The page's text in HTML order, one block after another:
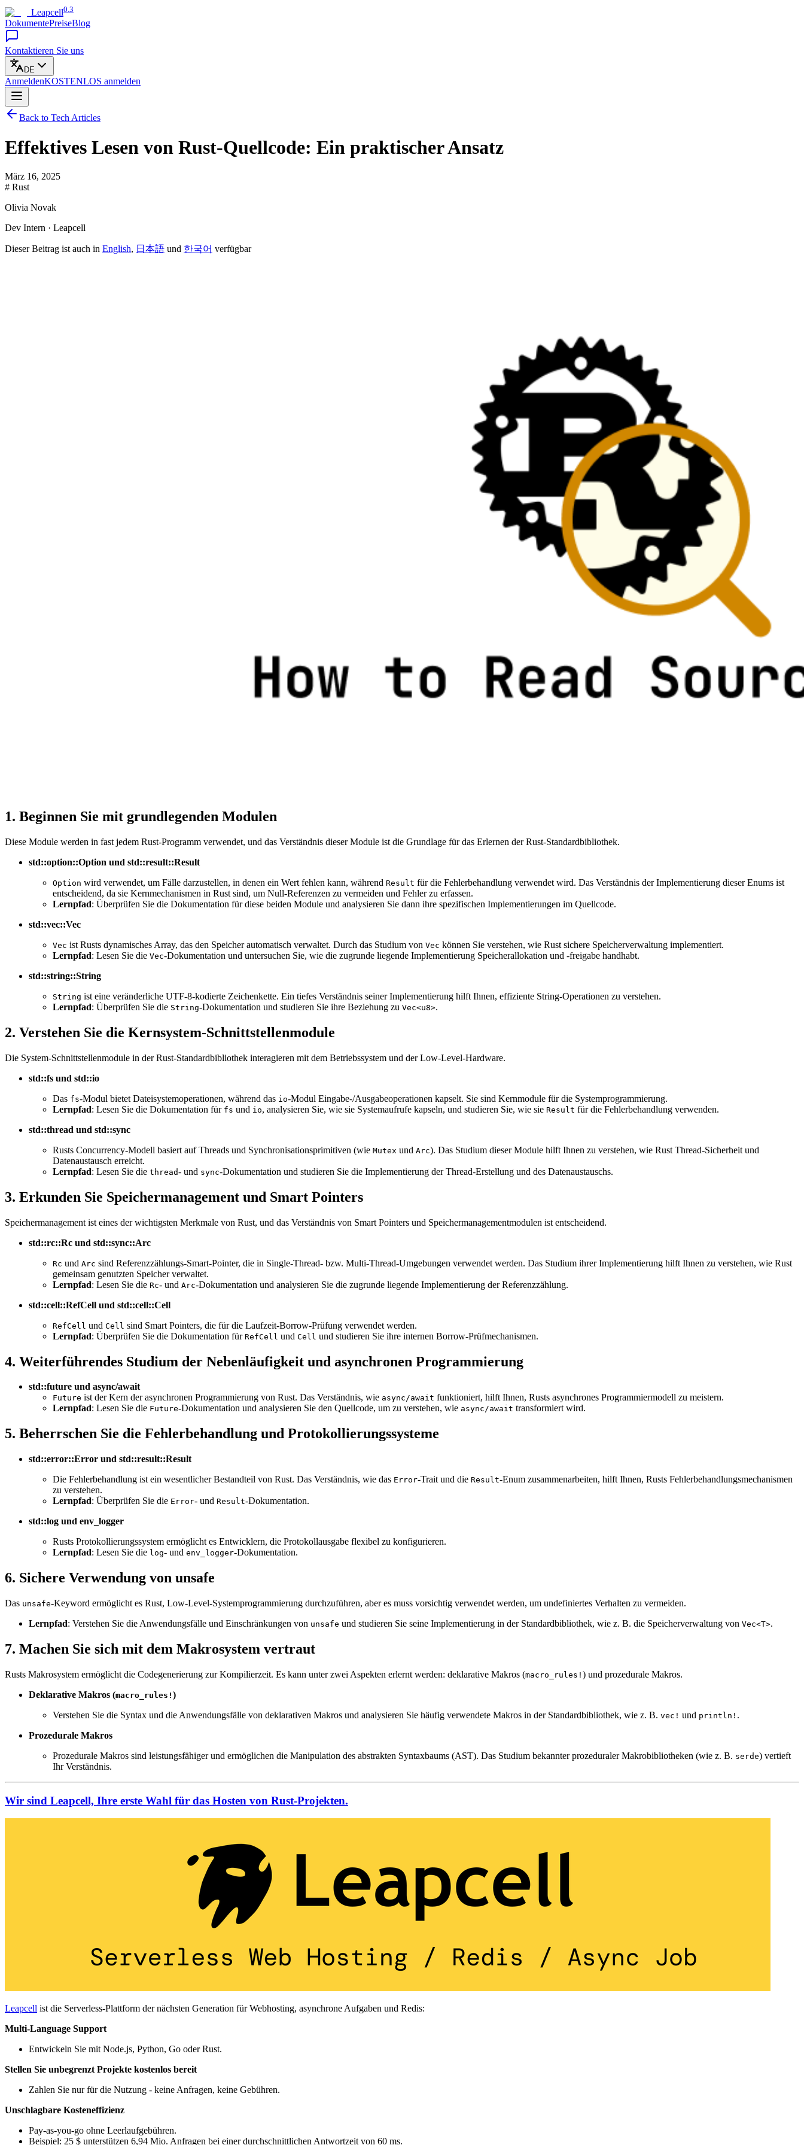
Leapcell0.3
DokumentePreiseBlog
Kontaktieren Sie uns
DE
AnmeldenKOSTENLOS anmelden
Back to Tech Articles
Effektives Lesen von Rust-Quellcode: Ein praktischer Ansatz
März 16, 2025
# Rust
Olivia Novak
Dev Intern · Leapcell
Dieser Beitrag ist auch in English, 日本語 und 한국어 verfügbar
1. Beginnen Sie mit grundlegenden Modulen
Diese Module werden in fast jedem Rust-Programm verwendet, und das Verständnis dieser Module ist die Grundlage für das Erlernen der Rust-Standardbibliothek.
std::option::Option und std::result::Result
Option wird verwendet, um Fälle darzustellen, in denen ein Wert fehlen kann, während Result für die Fehlerbehandlung verwendet wird. Das Verständnis der Implementierung dieser Enums ist
entscheidend, da sie Kernmechanismen in Rust sind, um Null-Referenzen zu vermeiden und Fehler zu erfassen.
Lernpfad: Überprüfen Sie die Dokumentation für diese beiden Module und analysieren Sie dann ihre spezifischen Implementierungen im Quellcode.
std::vec::Vec
Vec ist Rusts dynamisches Array, das den Speicher automatisch verwaltet. Durch das Studium von Vec können Sie verstehen, wie Rust sichere Speicherverwaltung implementiert.
Lernpfad: Lesen Sie die Vec-Dokumentation und untersuchen Sie, wie die zugrunde liegende Implementierung Speicherallokation und -freigabe handhabt.
std::string::String
String ist eine veränderliche UTF-8-kodierte Zeichenkette. Ein tiefes Verständnis seiner Implementierung hilft Ihnen, effiziente String-Operationen zu verstehen.
Lernpfad: Überprüfen Sie die String-Dokumentation und studieren Sie ihre Beziehung zu Vec<u8>.
2. Verstehen Sie die Kernsystem-Schnittstellenmodule
Die System-Schnittstellenmodule in der Rust-Standardbibliothek interagieren mit dem Betriebssystem und der Low-Level-Hardware.
std::fs und std::io
Das fs-Modul bietet Dateisystemoperationen, während das io-Modul Eingabe-/Ausgabeoperationen kapselt. Sie sind Kernmodule für die Systemprogrammierung.
Lernpfad: Lesen Sie die Dokumentation für fs und io, analysieren Sie, wie sie Systemaufrufe kapseln, und studieren Sie, wie sie Result für die Fehlerbehandlung verwenden.
std::thread und std::sync
Rusts Concurrency-Modell basiert auf Threads und Synchronisationsprimitiven (wie Mutex und Arc). Das Studium dieser Module hilft Ihnen zu verstehen, wie Rust Thread-Sicherheit und
Datenaustausch erreicht.
Lernpfad: Lesen Sie die thread- und sync-Dokumentation und studieren Sie die Implementierung der Thread-Erstellung und des Datenaustauschs.
3. Erkunden Sie Speichermanagement und Smart Pointers
Speichermanagement ist eines der wichtigsten Merkmale von Rust, und das Verständnis von Smart Pointers und Speichermanagementmodulen ist entscheidend.
std::rc::Rc und std::sync::Arc
Rc und Arc sind Referenzzählungs-Smart-Pointer, die in Single-Thread- bzw. Multi-Thread-Umgebungen verwendet werden. Das Studium ihrer Implementierung hilft Ihnen zu verstehen, wie Rust
gemeinsam genutzten Speicher verwaltet.
Lernpfad: Lesen Sie die Rc- und Arc-Dokumentation und analysieren Sie die zugrunde liegende Implementierung der Referenzzählung.
std::cell::RefCell und std::cell::Cell
RefCell und Cell sind Smart Pointers, die für die Laufzeit-Borrow-Prüfung verwendet werden.
Lernpfad: Überprüfen Sie die Dokumentation für RefCell und Cell und studieren Sie ihre internen Borrow-Prüfmechanismen.
4. Weiterführendes Studium der Nebenläufigkeit und asynchronen Programmierung
std::future und async/await
Future ist der Kern der asynchronen Programmierung von Rust. Das Verständnis, wie async/await funktioniert, hilft Ihnen, Rusts asynchrones Programmiermodell zu meistern.
Lernpfad: Lesen Sie die Future-Dokumentation und analysieren Sie den Quellcode, um zu verstehen, wie async/await transformiert wird.
5. Beherrschen Sie die Fehlerbehandlung und Protokollierungssysteme
std::error::Error und std::result::Result
Die Fehlerbehandlung ist ein wesentlicher Bestandteil von Rust. Das Verständnis, wie das Error-Trait und die Result-Enum zusammenarbeiten, hilft Ihnen, Rusts Fehlerbehandlungsmechanismen
zu verstehen.
Lernpfad: Überprüfen Sie die Error- und Result-Dokumentation.
std::log und env_logger
Rusts Protokollierungssystem ermöglicht es Entwicklern, die Protokollausgabe flexibel zu konfigurieren.
Lernpfad: Lesen Sie die log- und env_logger-Dokumentation.
6. Sichere Verwendung von unsafe
Das unsafe-Keyword ermöglicht es Rust, Low-Level-Systemprogrammierung durchzuführen, aber es muss vorsichtig verwendet werden, um undefiniertes Verhalten zu vermeiden.
Lernpfad: Verstehen Sie die Anwendungsfälle und Einschränkungen von unsafe und studieren Sie seine Implementierung in der Standardbibliothek, wie z. B. die Speicherverwaltung von Vec<T>.
7. Machen Sie sich mit dem Makrosystem vertraut
Rusts Makrosystem ermöglicht die Codegenerierung zur Kompilierzeit. Es kann unter zwei Aspekten erlernt werden: deklarative Makros (macro_rules! ) und prozedurale Makros.
Deklarative Makros (macro_rules! )
Verstehen Sie die Syntax und die Anwendungsfälle von deklarativen Makros und analysieren Sie häufig verwendete Makros in der Standardbibliothek, wie z. B. vec! und println! .
Prozedurale Makros
Prozedurale Makros sind leistungsfähiger und ermöglichen die Manipulation des abstrakten Syntaxbaums (AST). Das Studium bekannter prozeduraler Makrobibliotheken (wie z. B. serde) vertieft
Ihr Verständnis.
Wir sind Leapcell, Ihre erste Wahl für das Hosten von Rust-Projekten.
Leapcell ist die Serverless-Plattform der nächsten Generation für Webhosting, asynchrone Aufgaben und Redis:
Multi-Language Support
Entwickeln Sie mit Node.js, Python, Go oder Rust.
Stellen Sie unbegrenzt Projekte kostenlos bereit
Zahlen Sie nur für die Nutzung - keine Anfragen, keine Gebühren.
Unschlagbare Kosteneffizienz
Pay-as-you-go ohne Leerlaufgebühren.
Beispiel: 25 $ unterstützen 6,94 Mio. Anfragen bei einer durchschnittlichen Antwortzeit von 60 ms.